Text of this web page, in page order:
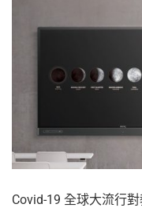
Covid-19 全球大流行